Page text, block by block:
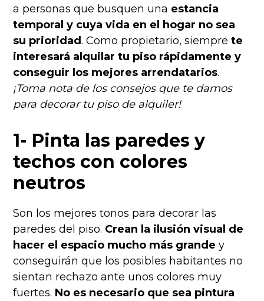
a personas que busquen una estancia
temporal y cuya vida en el hogar no sea
su prioridad. Como propietario, siemprete
interesará alquilar tu piso rápidamente y
conseguir los mejores arrendatarios.
¡Toma nota de los consejos que te damos
para decorar tu piso de alquiler!
1- Pinta las paredes y
techos con colores
neutros
Son los mejores tonos para decorar las
paredes del piso. Crean la ilusión visual de
hacer el espacio mucho más grande y
conseguirán que los posibles habitantes no
sientan rechazo ante unos colores muy
fuertes. No es necesario que sea pintura